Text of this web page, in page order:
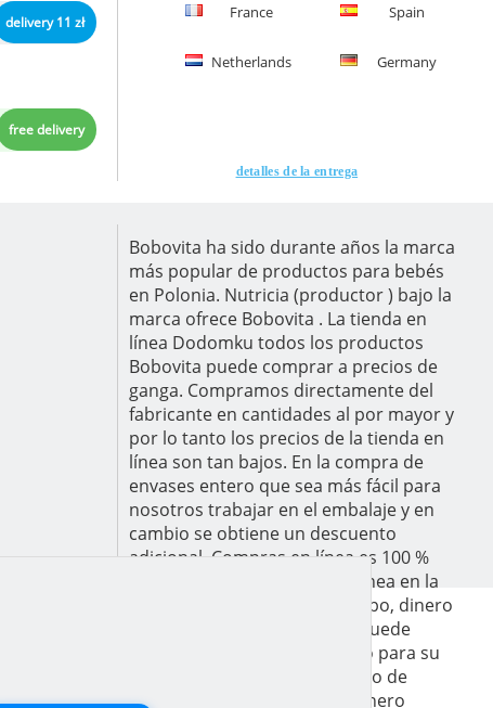
delivery 11 zł
free delivery
France Spain
Netherlands Germany
detalles de la entrega
Bobovita ha sido durante años la marca
más popular de productos para bebés
en Polonia. Nutricia (productor ) bajo la
marca ofrece Bobovita . La tienda en
línea Dodomku todos los productos
Bobovita puede comprar a precios de
ganga. Compramos directamente del
fabricante en cantidades al por mayor y
por lo tanto los precios de la tienda en
línea son tan bajos. En la compra de
envases entero que sea más fácil para
nosotros trabajar en el embalaje y en
cambio se obtiene un descuento
adicional. Compras en línea es 100 %
seguro su . Las compras en línea en la
tienda Dodomku ahorra tiempo, dinero
y salud. El tiempo ahorrado puede
sobra para jugar con su hijo o para su
propio placer. Llevar el servicio de
mensajería salir y gastar el dinero